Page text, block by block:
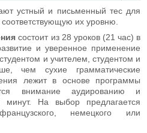
устный и письменный тес для
соответствующую их уровню.
состоит из 28 уроков (21 час) в
и уверенное применение
и учителем, студентом и
чем сухие грамматические
лежит в основе программы
внимание аудированию и
На выбор предлагается
немецкого или